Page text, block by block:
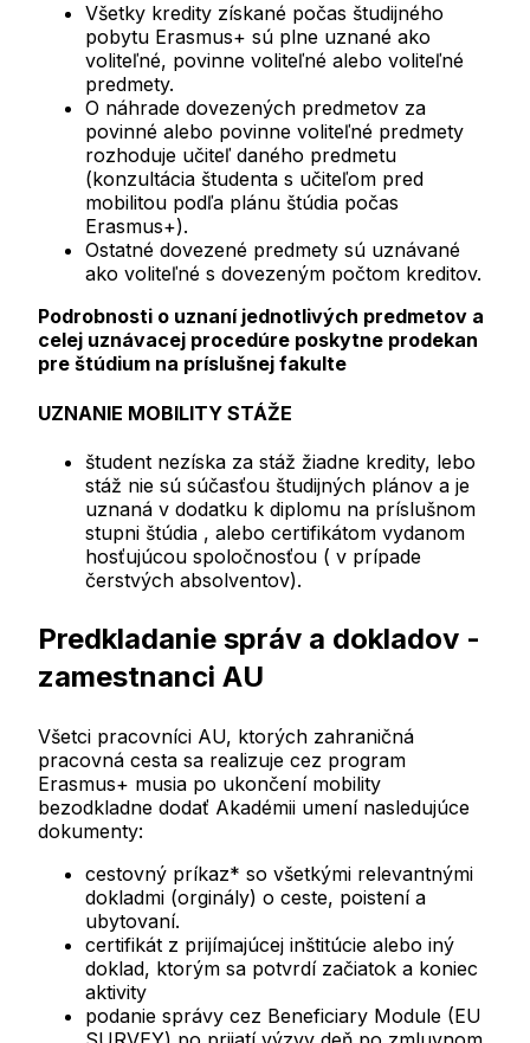
Všetky kredity získané počas študijného
pobytu Erasmus+ sú plne uznané ako
voliteľné, povinne voliteľné alebo voliteľné
predmety.
O náhrade dovezených predmetov za
povinné alebo povinne voliteľné predmety
rozhoduje učiteľ daného predmetu
(konzultácia študenta s učiteľom pred
mobilitou podľa plánu štúdia počas
Erasmus+).
Ostatné dovezené predmety sú uznávané
ako voliteľné s dovezeným počtom kreditov.
Podrobnosti o uznaní jednotlivých predmetov a
celej uznávacej procedúre poskytne prodekan
pre štúdium na príslušnej fakulte
UZNANIE MOBILITY STÁŽE
študent nezíska za stáž žiadne kredity, lebo
stáž nie sú súčasťou študijných plánov a je
uznaná v dodatku k diplomu na príslušnom
stupni štúdia , alebo certifikátom vydanom
hosťujúcou spoločnosťou ( v prípade
čerstvých absolventov).
Predkladanie správ a dokladov -
zamestnanci AU
Všetci pracovníci AU, ktorých zahraničná
pracovná cesta sa realizuje cez program
Erasmus+ musia po ukončení mobility
bezodkladne dodať Akadémii umení nasledujúce
dokumenty:
cestovný príkaz* so všetkými relevantnými
dokladmi (orginály) o ceste, poistení a
ubytovaní.
certifikát z prijímajúcej inštitúcie alebo iný
doklad, ktorým sa potvrdí začiatok a koniec
aktivity
podanie správy cez Beneficiary Module (EU